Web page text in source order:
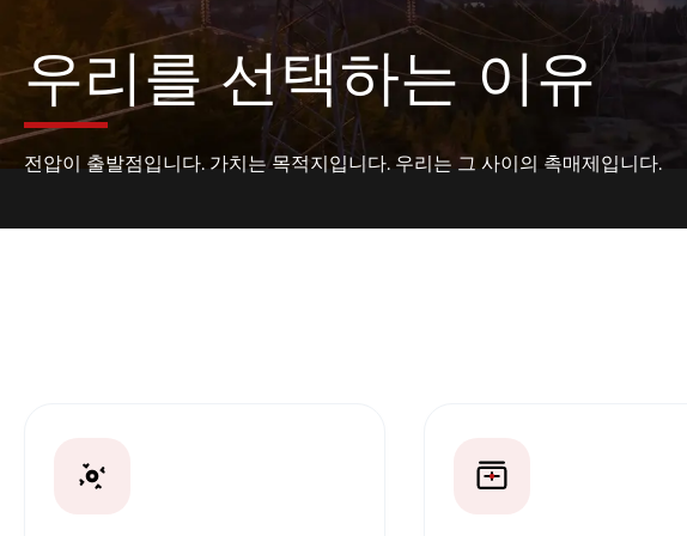
우리를 선택하는 이유
전압이 출발점입니다. 가치는 목적지입니다. 우리는 그 사이의 촉매제입니다.